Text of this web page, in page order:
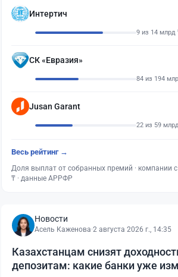
Интертич
9 из 14 млрд
СК «Евразия»
84 из 194
Jusan Garant
22 из 59
Весь рейтинг →
Доля выплат от собранных премий · компании
₸ · данные АРРФР
Новости
Асель Каженова·2 августа 2026 г., 14:35
Казахстанцам снизят
депозитам: какие банки уже